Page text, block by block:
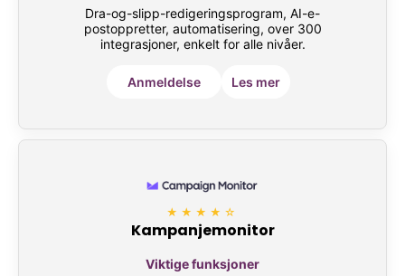
Dra-og-slipp-redigeringsprogram, AI-e-
postoppretter, automatisering, over 300
integrasjoner, enkelt for alle nivåer.
Anmeldelse Les mer
★★★★☆
Kampanjemonitor
Viktige funksjoner